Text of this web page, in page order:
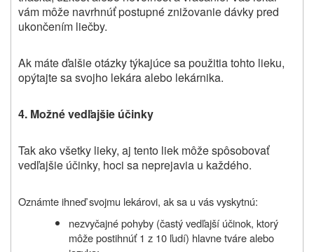
vám môže navrhnúť postupné znižovanie dávky pred
ukončením liečby.
Ak máte ďalšie otázky týkajúce sa použitia tohto lieku,
opýtajte sa svojho lekára alebo lekárnika.
4. Možné vedľajšie účinky
Tak ako všetky lieky, aj tento liek môže spôsobovať
vedľajšie účinky, hoci sa neprejavia u každého.
Oznámte ihneď svojmu lekárovi, ak sa u vás vyskytnú:
nezvyčajné pohyby (častý vedľajší účinok, ktorý
môže postihnúť 1 z 10 ľudí) hlavne tváre alebo